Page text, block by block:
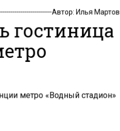
Автор:Илья Мартов
гостиница